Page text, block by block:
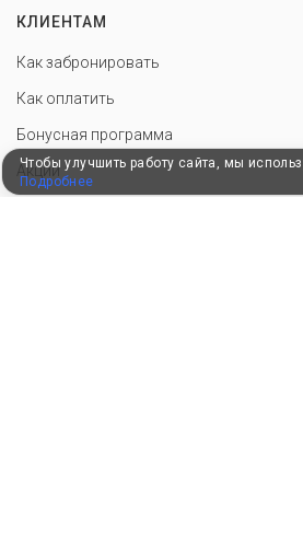
КЛИЕНТАМ
Как забронировать
Как оплатить
Бонусная программа
Акции
Чтобы улучшить работу сайта, мы
Подробнее